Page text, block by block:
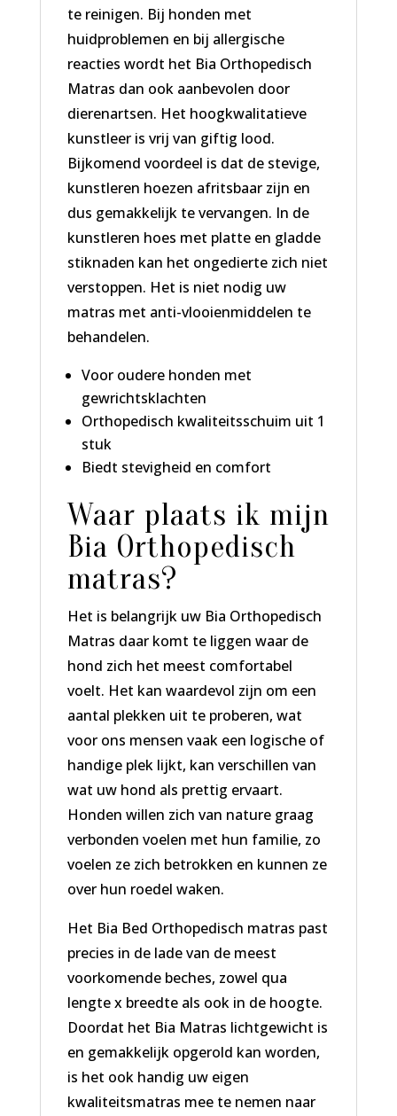
te reinigen. Bij honden met
huidproblemen en bij allergische
reacties wordt het Bia Orthopedisch
Matras dan ook aanbevolen door
dierenartsen. Het hoogkwalitatieve
kunstleer is vrij van giftig lood.
Bijkomend voordeel is dat de stevige,
kunstleren hoezen afritsbaar zijn en
dus gemakkelijk te vervangen. In de
kunstleren hoes met platte en gladde
stiknaden kan het ongedierte zich niet
verstoppen. Het is niet nodig uw
matras met anti-vlooienmiddelen te
behandelen.
Voor oudere honden met
gewrichtsklachten
Orthopedisch kwaliteitsschuim uit 1
stuk
Biedt stevigheid en comfort
Waar plaats ik mijn
Bia Orthopedisch
matras?
Het is belangrijk uw Bia Orthopedisch
Matras daar komt te liggen waar de
hond zich het meest comfortabel
voelt. Het kan waardevol zijn om een
aantal plekken uit te proberen, wat
voor ons mensen vaak een logische of
handige plek lijkt, kan verschillen van
wat uw hond als prettig ervaart.
Honden willen zich van nature graag
verbonden voelen met hun familie, zo
voelen ze zich betrokken en kunnen ze
over hun roedel waken.
Het Bia Bed Orthopedisch matras past
precies in de lade van de meest
voorkomende beches, zowel qua
lengte x breedte als ook in de hoogte.
Doordat het Bia Matras lichtgewicht is
en gemakkelijk opgerold kan worden,
is het ook handig uw eigen
kwaliteitsmatras mee te nemen naar